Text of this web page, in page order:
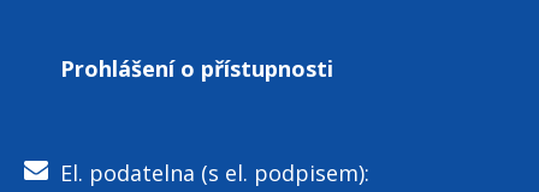
Prohlášení o přístupnosti
El. podatelna (s el. podpisem):